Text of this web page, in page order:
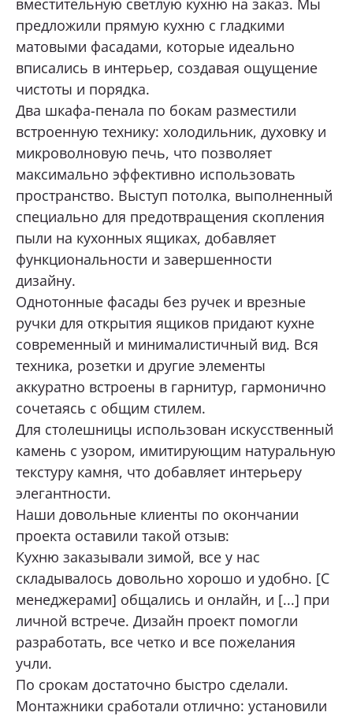
вместительную светлую кухню на заказ. Мы
предложили прямую кухню с гладкими
матовыми фасадами, которые идеально
вписались в интерьер, создавая ощущение
чистоты и порядка.
Два шкафа-пенала по бокам разместили
встроенную технику: холодильник, духовку и
микроволновую печь, что позволяет
максимально эффективно использовать
пространство. Выступ потолка, выполненный
специально для предотвращения скопления
пыли на кухонных ящиках, добавляет
функциональности и завершенности
дизайну.
Однотонные фасады без ручек и врезные
ручки для открытия ящиков придают кухне
современный и минималистичный вид. Вся
техника, розетки и другие элементы
аккуратно встроены в гарнитур, гармонично
сочетаясь с общим стилем.
Для столешницы использован искусственный
камень с узором, имитирующим натуральную
текстуру камня, что добавляет интерьеру
элегантности.
Наши довольные клиенты по окончании
проекта оставили такой отзыв:
Кухню заказывали зимой, все у нас
складывалось довольно хорошо и удобно. [С
менеджерами] общались и онлайн, и [...] при
личной встрече. Дизайн проект помогли
разработать, все четко и все пожелания
учли.
По срокам достаточно быстро сделали.
Монтажники сработали отлично: установили
ОТПРАВИТЬ
Нажимая кнопку «Отправить», я даю свое согласие
на обработку моих персональных данных, в соответствии с
Федеральным законом от 27.07.2006 года № 152-ФЗ
«О персональных данных», на условиях и для целей,
определенных вСогласии на обработку персональных данных *